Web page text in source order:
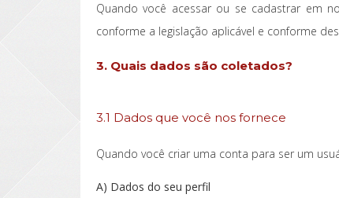
Quando você acessar ou se cadastrar em
conforme a legislação aplicável e conforme
3. Quais dados são coletados?
3.1 Dados que você nos fornece
Quando você criar uma conta para ser um
A) Dados do seu perfil